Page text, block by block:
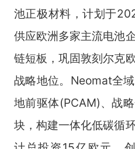
池正极材料，计划于
供应欧洲多家主流电池
链短板，巩固敦刻尔克
战略地位。Neomat全
地前驱体(PCAM)、战
块，构建一体化低碳循